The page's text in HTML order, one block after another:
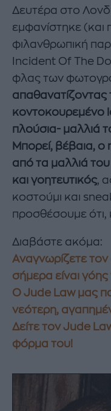
Δευτέρα στο
εμφανίστηκε
φιλανθρωπική
Incident Of The
φλας των
απαθανατίζοντας
κοντοκουρεμένο
πλούσια- μαλλιά
Μπορεί, βέβαια, ο
από τα μαλλιά
και γοητευτικός,
κοστούμι και
προσθέσουμε ότι,
Διαβάστε ακόμα:
Aναγνωρίζετε
σήμερα είναι
O Jude Law μας
νεότερη,
Δείτε τον Jude
φόρμα του!